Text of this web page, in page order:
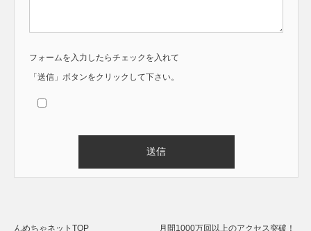
フォームを入力したらチェックを入れて
「送信」ボタンをクリックして下さい。
んめちゃネットTOP 月間1000万回以上のアクセス突破！